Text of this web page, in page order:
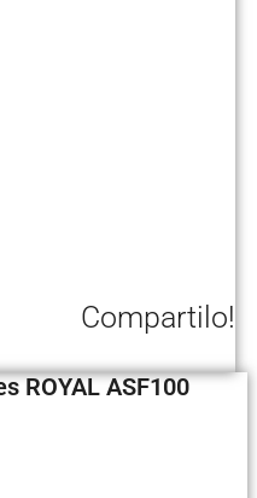
Compartilo!
ROYAL ASF100